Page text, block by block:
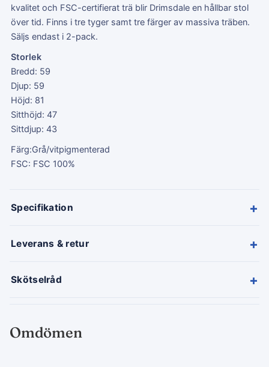
kvalitet och FSC-certifierat trä blir Drimsdale en hållbar stol
över tid. Finns i tre tyger samt tre färger av massiva träben.
Säljs endast i 2-pack.
Storlek
Bredd: 59
Djup: 59
Höjd: 81
Sitthöjd: 47
Sittdjup: 43
Färg:Grå/vitpigmenterad
FSC: FSC 100%
Specifikation +
Leverans & retur +
Skötselråd +
Omdömen